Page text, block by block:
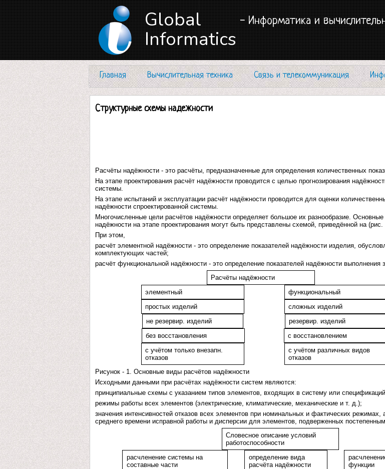
Global
Informatics
- Информатика и
Главная Вычислительная техника Связь и телекоммуникация
Структурные схемы надежности
Расчёты надёжности - это расчёты, предназначенные для определения количественных
На этапе проектирования расчёт надёжности проводится с целью прогнозирования
системы.
На этапе испытаний и эксплуатации расчёт надёжности проводится для оценки
надёжности спроектированной системы.
Многочисленные цели расчётов надёжности определяет большое их разнообразие.
надёжности на этапе проектирования могут быть представлены схемой, приведённой на (рис.
При этом,
расчёт элементной надёжности - это определение показателей надёжности изделия,
комплектующих частей;
расчёт функциональной надёжности - это определение показателей надёжности выполнения
Расчёты надёжности
элементный
функциональный
простых изделий
сложных изделий
не резервир. изделий
резервир. изделий
без восстановления
с восстановлением
с учётом только внезапн.
отказов
с учётом различных видов
отказов
Рисунок - 1. Основные виды расчётов надёжности
Исходными данными при расчётах надёжности систем являются:
принципиальные схемы с указанием типов элементов, входящих в систему или
режимы работы всех элементов (электрические, климатические, механические и т. д.);
значения интенсивностей отказов всех элементов при номинальных и фактических режимах,
среднего времени исправной работы и дисперсии для элементов, подверженных
Словесное описание условий
работоспособности
расчленение системы на
составные части
определение вида
расчёта надёжности
функции